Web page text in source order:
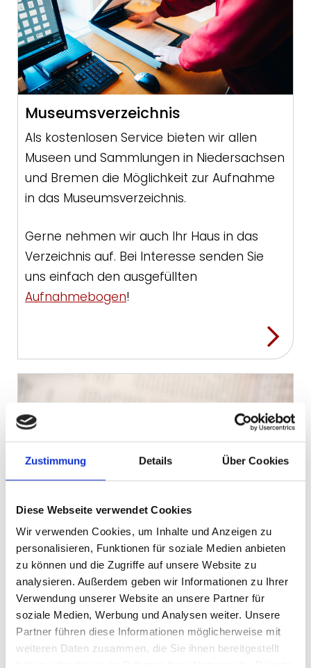
Zustimmung Details Über Cookies
Diese Webseite verwendet Cookies
Wir verwenden Cookies, um Inhalte und Anzeigen zu
personalisieren, Funktionen für soziale Medien anbieten
zu können und die Zugriffe auf unsere Website zu
analysieren. Außerdem geben wir Informationen zu Ihrer
Verwendung unserer Website an unsere Partner für
soziale Medien, Werbung und Analysen weiter. Unsere
Partner führen diese Informationen möglicherweise mit
weiteren Daten zusammen, die Sie ihnen bereitgestellt
Museumsverzeichnis
Als kostenlosen Service bieten wir allen
Museen und Sammlungen in Niedersachsen
und Bremen die Möglichkeit zur Aufnahme
in das Museumsverzeichnis.
Gerne nehmen wir auch Ihr Haus in das
Verzeichnis auf. Bei Interesse senden Sie
uns einfach den ausgefüllten
Aufnahmebogen!
Newsletter
Wir halten Sie auf dem Laufenden!
Mindestens sechs Mal im Jahr informieren
wir über museumsrelevante Themen,
Ausschreibungen, Förderprogrammen,
Tagungen und Veranstaltungen. Sie sind